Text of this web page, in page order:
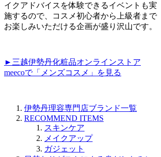
イクアドバイスを体験できるイベントも実
施するので、コスメ初心者から上級者まで
お楽しみいただける企画が盛り沢山です。
►三越伊勢丹化粧品オンラインストア
meecoで「メンズコスメ」を見る
伊勢丹理容専門店ブランド一覧
RECOMMEND ITEMS
スキンケア
メイクアップ
ガジェット